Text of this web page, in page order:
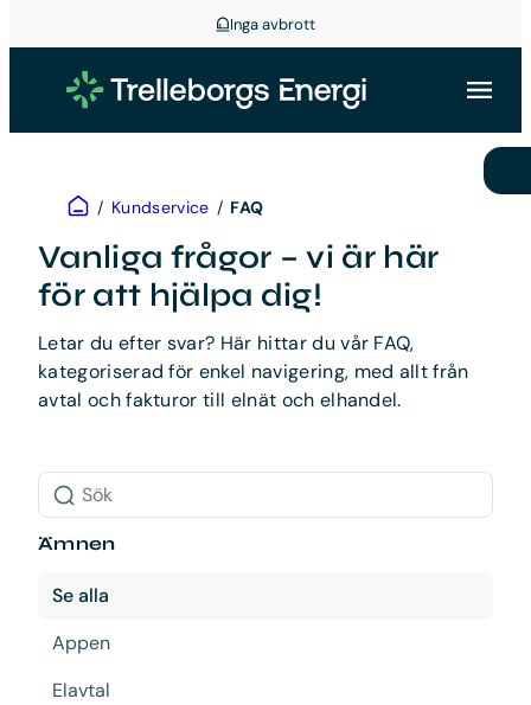
Inga avbrott
Hem/ Kundservice / FAQ
Vanliga frågor – vi är här
för att hjälpa dig!
Letar du efter svar? Här hittar du vår FAQ,
kategoriserad för enkel navigering, med allt från
avtal och fakturor till elnät och elhandel.
Sök
Ämnen
Se alla
Appen
Elavtal